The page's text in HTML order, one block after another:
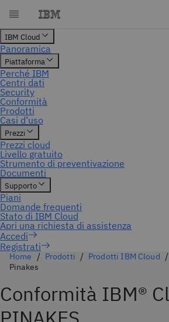
Registrati
Home Prodotti Prodotti IBM Cloud
Pinakes
Conformità IBM®